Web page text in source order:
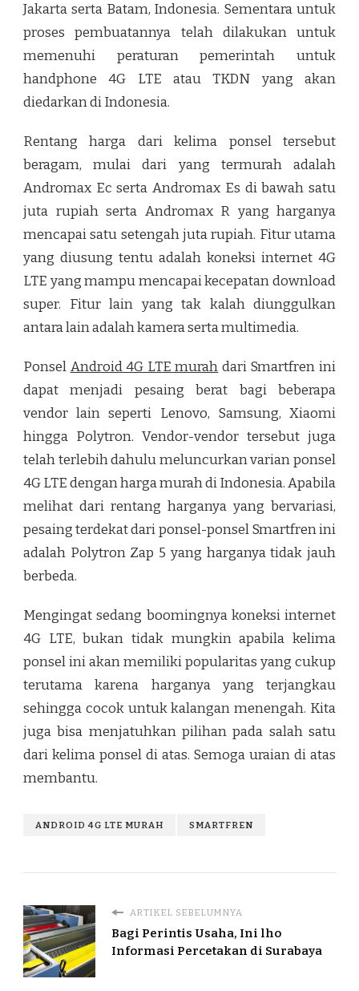
Jakarta serta Batam, Indonesia. Sementara untuk
proses pembuatannya telah dilakukan untuk
memenuhi peraturan pemerintah untuk
handphone 4G LTE atau TKDN yang akan
diedarkan di Indonesia.
Rentang harga dari kelima ponsel tersebut
beragam, mulai dari yang termurah adalah
Andromax Ec serta Andromax Es di bawah satu
juta rupiah serta Andromax R yang harganya
mencapai satu setengah juta rupiah. Fitur utama
yang diusung tentu adalah koneksi internet 4G
LTE yang mampu mencapai kecepatan download
super. Fitur lain yang tak kalah diunggulkan
antara lain adalah kamera serta multimedia.
Ponsel Android 4G LTE murah dari Smartfren ini
dapat menjadi pesaing berat bagi beberapa
vendor lain seperti Lenovo, Samsung, Xiaomi
hingga Polytron. Vendor-vendor tersebut juga
telah terlebih dahulu meluncurkan varian ponsel
4G LTE dengan harga murah di Indonesia. Apabila
melihat dari rentang harganya yang bervariasi,
pesaing terdekat dari ponsel-ponsel Smartfren ini
adalah Polytron Zap 5 yang harganya tidak jauh
berbeda.
Mengingat sedang boomingnya koneksi internet
4G LTE, bukan tidak mungkin apabila kelima
ponsel ini akan memiliki popularitas yang cukup
terutama karena harganya yang terjangkau
sehingga cocok untuk kalangan menengah. Kita
juga bisa menjatuhkan pilihan pada salah satu
dari kelima ponsel di atas. Semoga uraian di atas
membantu.
ANDROID 4G LTE MURAH SMARTFREN
ARTIKEL SEBELUMNYA
Bagi Perintis Usaha, Ini lho
Informasi Percetakan di Surabaya